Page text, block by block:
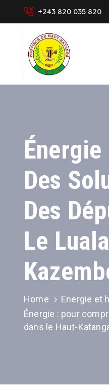
+243 820 035 820
Des
Des
Le
Home
Energie et
Énergie : pour
dans le Haut-